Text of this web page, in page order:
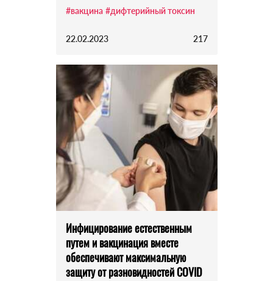
#вакцина #дифтерийный токсин
22.02.2023 217
Инфицирование естественным
путем и вакцинация вместе
обеспечивают максимальную
защиту от разновидностей COVID